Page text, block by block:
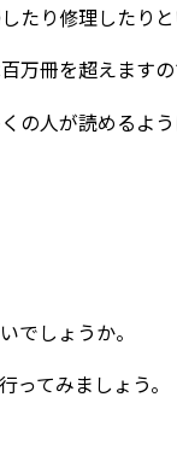
たり修理したりと
冊を超えますの
人が読めるよう
でしょうか。
てみましょう。